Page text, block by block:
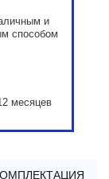
и
способом
месяцев